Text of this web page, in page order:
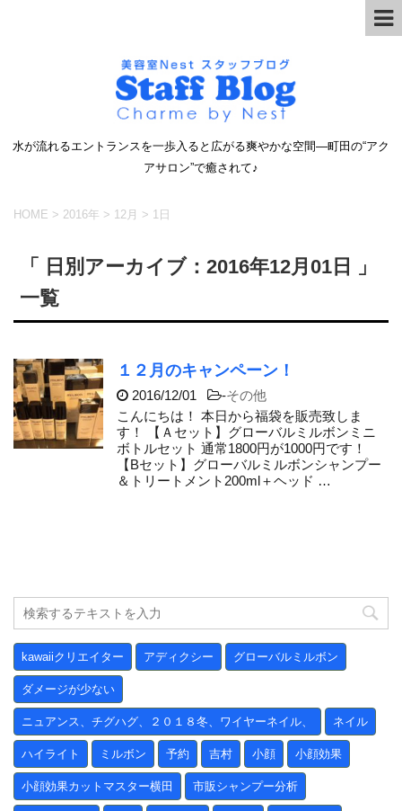
水が流れるエントランスを一歩入ると広がる爽やかな空間―町田の“アク
アサロン”で癒されて♪
HOME > 2016年 > 12月 > 1日
「 日別アーカイブ：2016年12月01日 」
一覧
１２月のキャンペーン！
2016/12/01 -その他
こんにちは！ 本日から福袋を販売致しま
す！ 【Ａセット】グローバルミルボンミニ
ボトルセット 通常1800円が1000円です！
【Bセット】グローバルミルボンシャンプー
＆トリートメント200ml＋ヘッド …
kawaiiクリエイター アディクシー グローバルミルボン
ダメージが少ない
ニュアンス、チグハグ、２０１８冬、ワイヤーネイル、 ネイル
ハイライト ミルボン 予約 吉村 小顔 小顔効果
小顔効果カットマスター横田 市販シャンプー分析